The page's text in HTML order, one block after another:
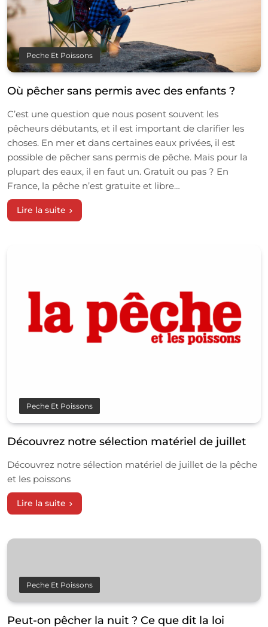
Peche Et Poissons
Où pêcher sans permis avec des enfants ?
C’est une question que nous posent souvent les
pêcheurs débutants, et il est important de clarifier les
choses. En mer et dans certaines eaux privées, il est
possible de pêcher sans permis de pêche. Mais pour la
plupart des eaux, il en faut un. Gratuit ou pas ? En
France, la pêche n’est gratuite et libre…
Lire la suite
Peche Et Poissons
Découvrez notre sélection matériel de juillet
Découvrez notre sélection matériel de juillet de la pêche
et les poissons
Lire la suite
Peche Et Poissons
Peut-on pêcher la nuit ? Ce que dit la loi